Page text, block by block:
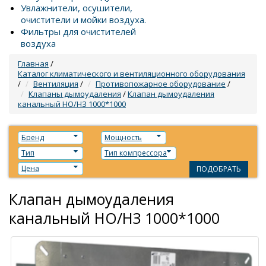
Увлажнители, осушители,
очистители и мойки воздуха.
Фильтры для очистителей
воздуха
Главная /
Каталог климатического и вентиляционного оборудования
/
Вентиляция / Противопожарное оборудование /
Клапаны дымоудаления /Клапан дымоудаления
канальный НО/НЗ 1000*1000
Бренд
Мощность
Тип
Тип компрессора
Цена
ПОДОБРАТЬ
Клапан дымоудаления
канальный НО/НЗ 1000*1000